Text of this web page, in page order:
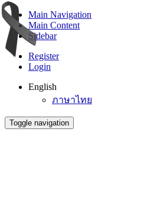
Main Navigation
Main Content
Sidebar
Register
Login
English
ภาษาไทย
Toggle navigation